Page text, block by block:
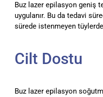
Buz lazer epilasyon geniş
uygulanır. Bu da tedavi
sürede istenmeyen
Cilt Dostu
Buz lazer epilasyon